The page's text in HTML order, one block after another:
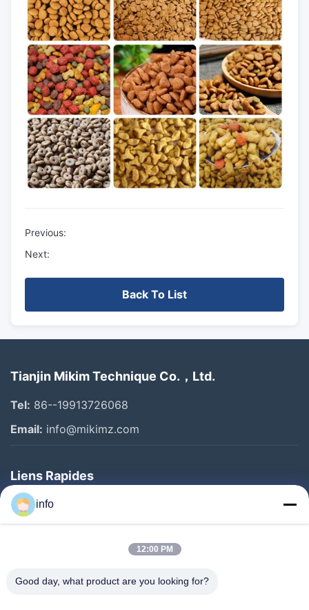
Previous:
Next:
Back To List
Tianjin Mikim Technique Co.，Ltd.
Tel: 86--19913726068
Email: info@mikimz.com
Liens Rapides
Accueil
Produits
Spectacle De Réalité Virtuelle
À Propos De Nous
info
12:00 PM
Good day, what product are you looking for?